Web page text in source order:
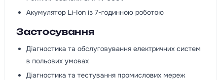
Акумулятор Li-Ion із 7-годинною роботою
Застосування
Діагностика та обслуговування електричних систем
в польових умовах
Діагностика та тестування промислових мереж